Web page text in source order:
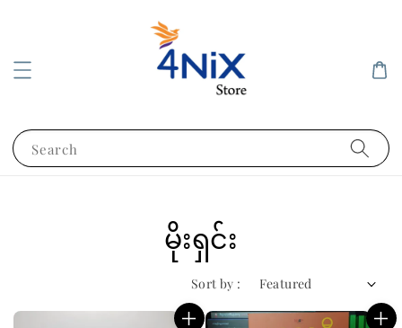
Search
မိုးရှင်း
Sort by :